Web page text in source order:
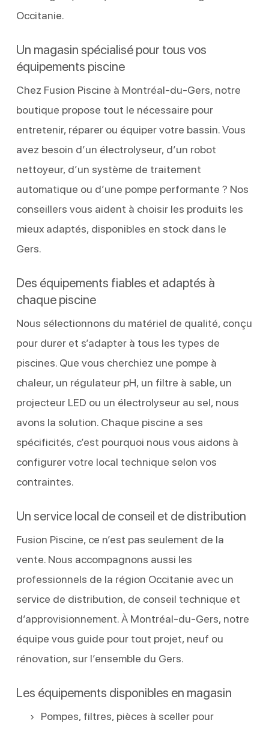
Occitanie.
Un magasin spécialisé pour tous vos
équipements piscine
Chez Fusion Piscine à Montréal-du-Gers, notre
boutique propose tout le nécessaire pour
entretenir, réparer ou équiper votre bassin. Vous
avez besoin d’un électrolyseur, d’un robot
nettoyeur, d’un système de traitement
automatique ou d’une pompe performante ? Nos
conseillers vous aident à choisir les produits les
mieux adaptés, disponibles en stock dans le
Gers.
Des équipements fiables et adaptés à
chaque piscine
Nous sélectionnons du matériel de qualité, conçu
pour durer et s’adapter à tous les types de
piscines. Que vous cherchiez une pompe à
chaleur, un régulateur pH, un filtre à sable, un
projecteur LED ou un électrolyseur au sel, nous
avons la solution. Chaque piscine a ses
spécificités, c’est pourquoi nous vous aidons à
configurer votre local technique selon vos
contraintes.
Un service local de conseil et de distribution
Fusion Piscine, ce n’est pas seulement de la
vente. Nous accompagnons aussi les
professionnels de la région Occitanie avec un
service de distribution, de conseil technique et
d’approvisionnement. À Montréal-du-Gers, notre
équipe vous guide pour tout projet, neuf ou
rénovation, sur l’ensemble du Gers.
Les équipements disponibles en magasin
Pompes, filtres, pièces à sceller pour